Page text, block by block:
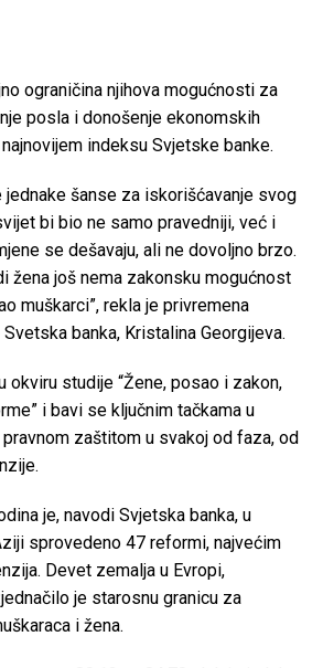
ograničina njihova mogućnosti za
posla i donošenje ekonomskih
indeksu Svjetske banke.
jednake šanse za iskorišćavanje svog
bi bio ne samo pravedniji, već i
se dešavaju, ali ne dovoljno brzo.
žena još nema zakonsku mogućnost
muškarci”, rekla je privremena
banka, Kristalina Georgijeva.
okviru studije “Žene, posao i zakon,
i bavi se ključnim tačkama u
zaštitom u svakoj od faza, od
je, navodi Svjetska banka, u
sprovedeno 47 reformi, najvećim
Devet zemalja u Evropi,
je starosnu granicu za
i žena.